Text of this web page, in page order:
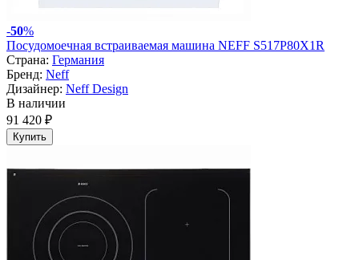
-50%
Посудомоечная встраиваемая машина NEFF S517P80X1R
Страна: Германия
Бренд: Neff
Дизайнер: Neff Design
В наличии
91 420 ₽
Купить